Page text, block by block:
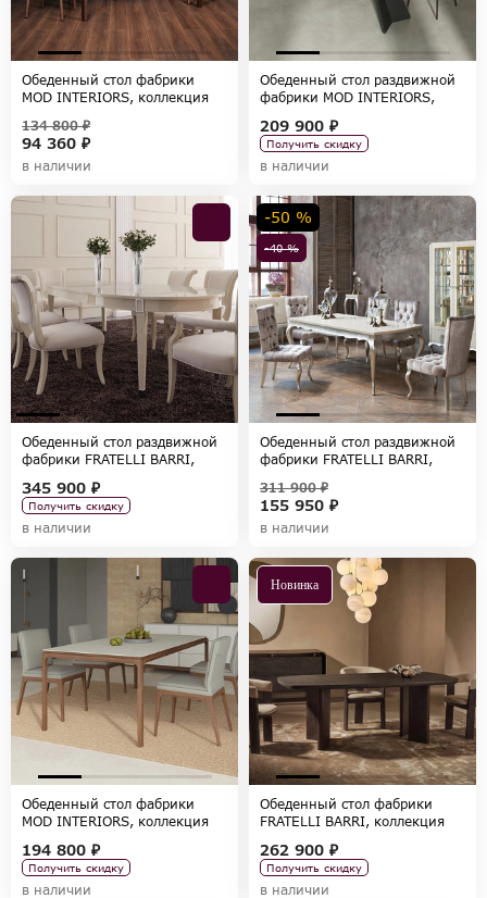
Обеденный стол фабрики
MOD INTERIORS, коллекция
94 360 ₽
134 800 ₽
в наличии
Обеденный стол раздвижной
фабрики MOD INTERIORS,
209 900 ₽
Получить скидку
в наличии
Обеденный стол раздвижной
фабрики FRATELLI BARRI,
345 900 ₽
Получить скидку
в наличии
-40 %
-50 %
Обеденный стол раздвижной
фабрики FRATELLI BARRI,
155 950 ₽
311 900 ₽
в наличии
Обеденный стол фабрики
MOD INTERIORS, коллекция
194 800 ₽
Получить скидку
в наличии
Новинка
Обеденный стол фабрики
FRATELLI BARRI, коллекция
262 900 ₽
Получить скидку
в наличии